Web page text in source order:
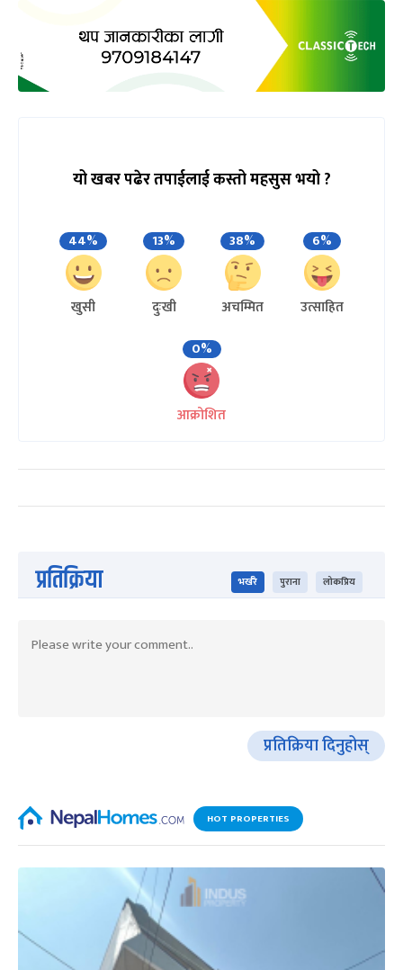
यो खबर पढेर तपाईलाई कस्तो महसुस भयो ?
44%
खुसी
13%
दुःखी
38%
अचम्मित
6%
उत्साहित
0%
आक्रोशित
प्रतिक्रिया भर्खरै पुराना लोकप्रिय
प्रतिक्रिया दिनुहोस्
HOT PROPERTIES